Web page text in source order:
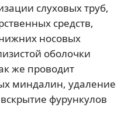
слуховых труб,
средств,
носовых
оболочки
же проводит
миндалин, удаление
фурункулов